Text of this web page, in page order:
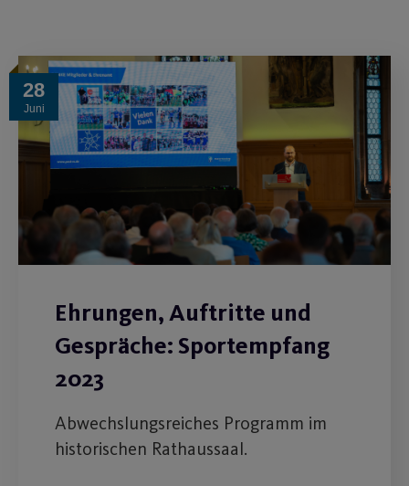
28
Juni
Ehrungen, Auftritte und
Gespräche: Sportempfang
2023
Abwechslungsreiches Programm im
historischen Rathaussaal.